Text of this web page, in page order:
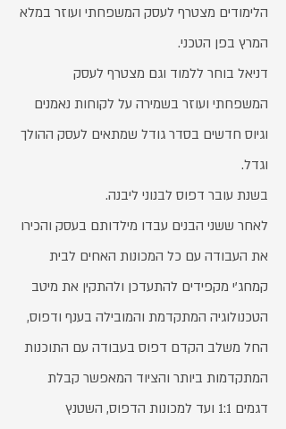
הלימודים מצטרף לעסק המשפחתי ועוזר במלא
המרץ בפן הטכני.
דניאל בוחר ללמוד וגם מצטרף לעסק
המשפחתי ועוזר בשמירה על לקוחות נאמנים
וגיוס חדשים בסדר גודל שמתאים לעסק ההולך
וגדל.
בשנת עובר דפוס לבנוני ליבנה.
לאחר ששני הבנים עבדו מילדותם בעסק והכירו
את העבודה עם כל המכונות האחים לבית
קמחג'י מקפידים להתעדכן ולהתקין את מיטב
הטכנולוגיה המתקדמת והמובילה בענף ודפוס,
החל משלב הקדם דפוס בעבודה עם התוכנות
המתקדמות ביותר והציוד המאפשר קבלת
דגמים 1:1 ועד למכונות הדפוס, השטנץ